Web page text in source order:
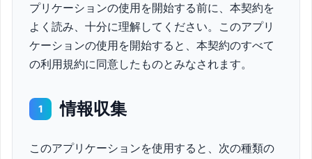
プリケーションの使用を開始する前に、本契約を
よく読み、十分に理解してください。このアプリ
ケーションの使用を開始すると、本契約のすべて
の利用規約に同意したものとみなされます。
1 情報収集
このアプリケーションを使用すると、次の種類の